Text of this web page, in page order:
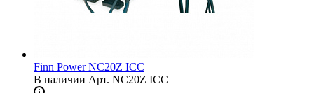
Finn Power NC20Z ICC
В наличии Арт. NC20Z ICC